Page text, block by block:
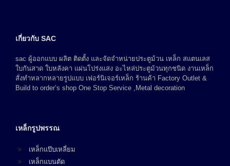
เกี่ยวกับ SAC
sac ผู้ออกแบบ ผลิต ติดตั้ง และจัดจำหน่ายประตูม้วน เหล็ก สแตนเลส
ใบกันสาด ใบหลังคา แผ่นโปร่งแสง อะไหล่ประตูม้วนทุกชนิด งานเหล็ก
สั่งทำหลากหลายรูปแบบ เฟอร์นิเจอร์เหล็ก ร้านค้า Factory Outlet &
Build to order’s shop One Stop Service ,Metal decoration
เหล็กรูปพรรณ
เหล็กแป๊บเหลี่ยม
เหล็กแบนตัด